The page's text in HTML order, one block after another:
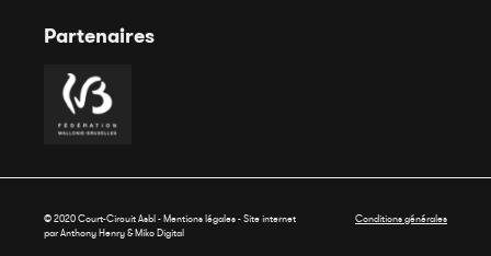
Partenaires
© 2020 Court-Circuit Asbl - Mentions légales - Site internet
par Anthony Henry &Miko Digital
Conditions générales